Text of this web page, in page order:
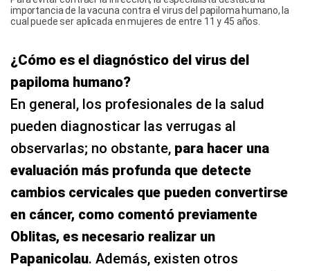
importancia de la vacuna contra el virus del papiloma humano, la
cual puede ser aplicada en mujeres de entre 11 y 45 años.
¿Cómo es el diagnóstico del virus del
papiloma humano?
En general, los profesionales de la salud
pueden diagnosticar las verrugas al
observarlas; no obstante, para hacer una
evaluación más profunda que detecte
cambios cervicales que pueden convertirse
en cáncer, como comentó previamente
Oblitas, es necesario realizar un
Papanicolau. Además, existen otros